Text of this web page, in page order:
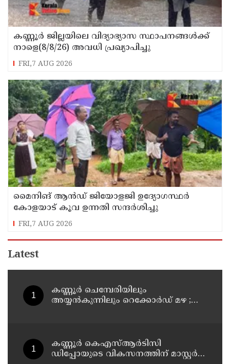
കണ്ണൂർ ജില്ലയിലെ വിദ്യാഭ്യാസ സ്ഥാപനങ്ങള്‍ക്ക്
നാളെ(8/8/26) അവധി പ്രഖ്യാപിച്ചു
FRI,7 AUG 2026
മൈനിങ് ആൻഡ്​ ജിയോളജി ഉദ്യോഗസ്ഥർ
കോളയാട് കൂവ ഉന്നതി സന്ദർശിച്ചു
FRI,7 AUG 2026
Latest
കണ്ണൂർ ചെമ്പേരിയിലും
അയ്യൻകുന്നിലും റെക്കോർഡ് മഴ ;
കണ്ണൂർ കെഎസ്ആർടിസി
ഡിപ്പോയുടെ വികസനത്തിന് മാസ്റ്റർ